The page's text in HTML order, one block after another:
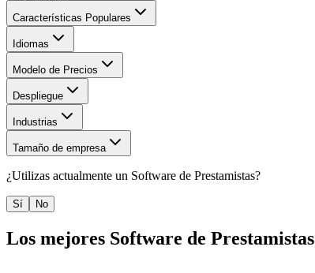
Características Populares
Idiomas
Modelo de Precios
Despliegue
Industrias
Tamaño de empresa
¿Utilizas actualmente un Software de Prestamistas?
Sí No
Los mejores Software de Prestamistas